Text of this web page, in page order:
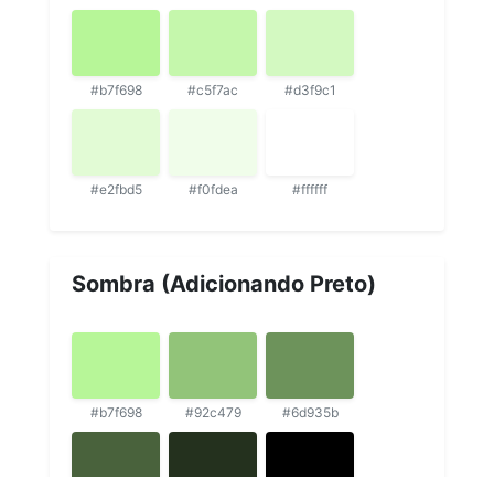
#b7f698 #c5f7ac #d3f9c1
#e2fbd5 #f0fdea #ffffff
Sombra (Adicionando Preto)
#b7f698 #92c479 #6d935b